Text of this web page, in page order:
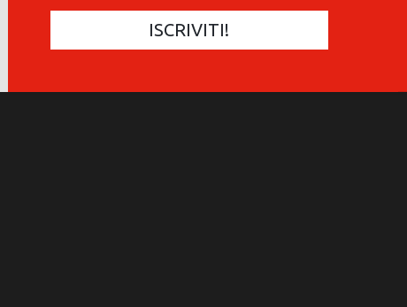
COMMUNICATIONES 420